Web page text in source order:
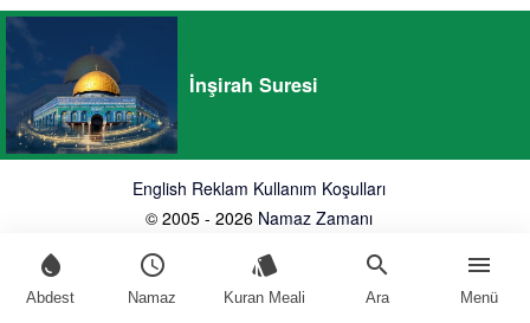
water_drop
Abdest
schedule
Namaz
style
Kuran Meali
search
Ara
menu
Menü
İnşirah Suresi
English Reklam Kullanım Koşulları
© 2005 - 2026 Namaz Zamanı